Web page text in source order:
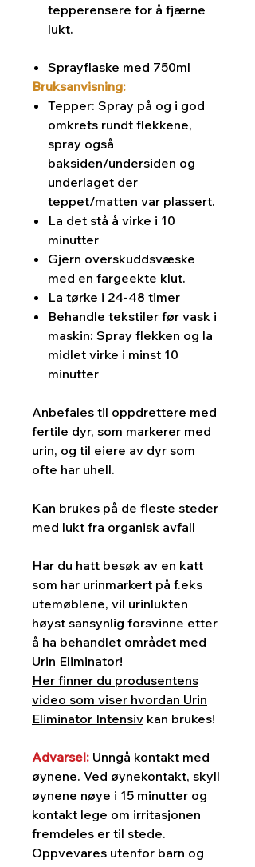
tepperensere for å fjærne
lukt.
Sprayflaske med 750ml
Bruksanvisning:
Tepper: Spray på og i god
omkrets rundt flekkene,
spray også
baksiden/undersiden og
underlaget der
teppet/matten var plassert.
La det stå å virke i 10
minutter
Gjern overskuddsvæske
med en fargeekte klut.
La tørke i 24-48 timer
Behandle tekstiler før vask i
maskin: Spray flekken og la
midlet virke i minst 10
minutter
Anbefales til oppdrettere med
fertile dyr, som markerer med
urin, og til eiere av dyr som
ofte har uhell.
Kan brukes på de fleste steder
med lukt fra organisk avfall
Har du hatt besøk av en katt
som har urinmarkert på f.eks
utemøblene, vil urinlukten
høyst sansynlig forsvinne etter
å ha behandlet området med
Urin Eliminator!
Her finner du produsentens
video som viser hvordan Urin
Eliminator Intensiv kan brukes!
Advarsel: Unngå kontakt med
øynene. Ved øynekontakt, skyll
øynene nøye i 15 minutter og
kontakt lege om irritasjonen
fremdeles er til stede.
Oppvevares utenfor barn og